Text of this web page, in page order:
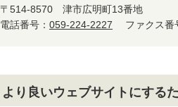
〒514-8570 津市広明町13番地
電話番号： 059-224-2227 ファクス
より良いウェブサイトにする